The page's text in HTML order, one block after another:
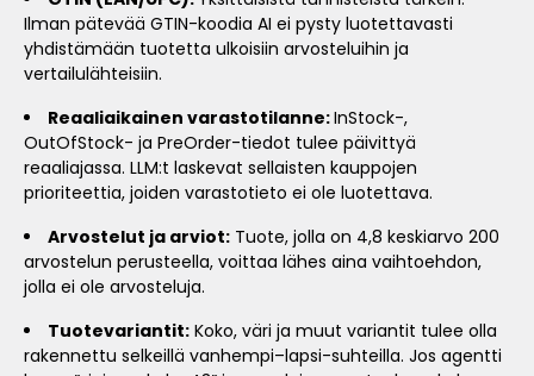
Ilman pätevää GTIN-koodia AI ei pysty luotettavasti
yhdistämään tuotetta ulkoisiin arvosteluihin ja
vertailulähteisiin.
Reaaliaikainen varastotilanne:InStock-,
OutOfStock- ja PreOrder-tiedot tulee päivittyä
reaaliajassa. LLM:t laskevat sellaisten kauppojen
prioriteettia, joiden varastotieto ei ole luotettava.
Arvostelut ja arviot: Tuote, jolla on 4,8 keskiarvo 200
arvostelun perusteella, voittaa lähes aina vaihtoehdon,
jolla ei ole arvosteluja.
Tuotevariantit: Koko, väri ja muut variantit tulee olla
rakennettu selkeillä vanhempi–lapsi-suhteilla. Jos agentti